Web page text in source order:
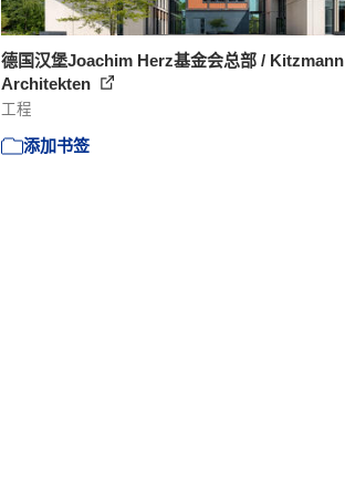
德国汉堡Joachim Herz基金会总部 / Kitzmann
Architekten
工程
添加书签